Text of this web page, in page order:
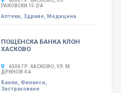
РАКОВСКИ 15 2/А
Аптеки, Здраве, Медицина
ПОЩЕНСКА БАНКА КЛОН
ХАСКОВО
6300 ГР. ХАСКОВО, УЛ. М.
ДРИНОВ 4 А
Банки, Финанси,
Застраховане